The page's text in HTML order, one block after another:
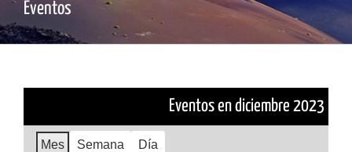
Eventos
Eventos en diciembre 2023
Mes Semana Día